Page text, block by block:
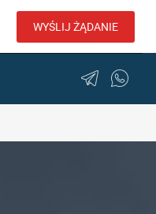
WYŚLIJ ŻĄDANIE